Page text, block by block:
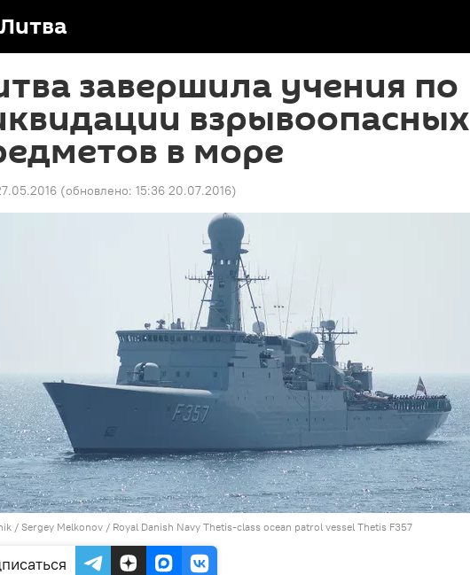
Литва
завершила учения по
взрывоопасных
в море
(обновлено: 15:36 20.07.2016)
/ Sergey Melkonov / Royal Danish Navy Thetis-class ocean patrol vessel Thetis F357